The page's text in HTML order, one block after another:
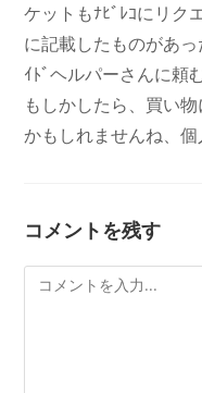
ケットもﾅﾋﾞﾚｺにリク
に記載したものがあ
ｲﾄﾞヘルパーさんに頼
もしかしたら、買い
かもしれませんね、個
コメントを残す